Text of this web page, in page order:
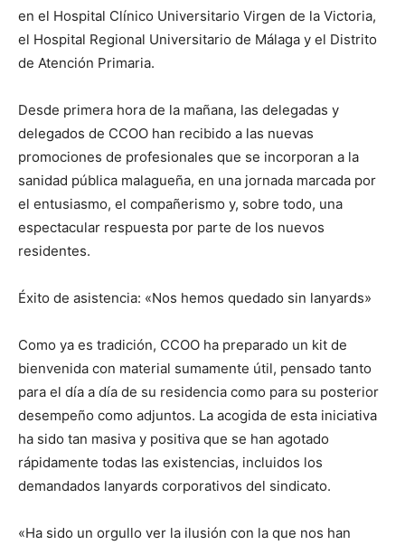
en el Hospital Clínico Universitario Virgen de la Victoria,
el Hospital Regional Universitario de Málaga y el Distrito
de Atención Primaria.
Desde primera hora de la mañana, las delegadas y
delegados de CCOO han recibido a las nuevas
promociones de profesionales que se incorporan a la
sanidad pública malagueña, en una jornada marcada por
el entusiasmo, el compañerismo y, sobre todo, una
espectacular respuesta por parte de los nuevos
residentes.
Éxito de asistencia: «Nos hemos quedado sin lanyards»
Como ya es tradición, CCOO ha preparado un kit de
bienvenida con material sumamente útil, pensado tanto
para el día a día de su residencia como para su posterior
desempeño como adjuntos. La acogida de esta iniciativa
ha sido tan masiva y positiva que se han agotado
rápidamente todas las existencias, incluidos los
demandados lanyards corporativos del sindicato.
«Ha sido un orgullo ver la ilusión con la que nos han